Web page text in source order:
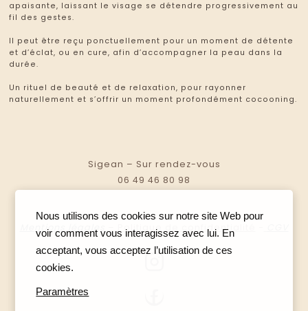
apaisante, laissant le visage se détendre progressivement au
fil des gestes.
Il peut être reçu ponctuellement pour un moment de détente
et d’éclat, ou en cure, afin d’accompagner la peau dans la
durée.
Un rituel de beauté et de relaxation, pour rayonner
naturellement et s’offrir un moment profondément cocooning.
Sigean – Sur rendez-vous
06 49 46 80 98
Mentions légales Politique de confidentialité
Nous utilisons des cookies sur notre site Web pour
voir comment vous interagissez avec lui. En
acceptant, vous acceptez l’utilisation de ces
cookies.
Paramètres